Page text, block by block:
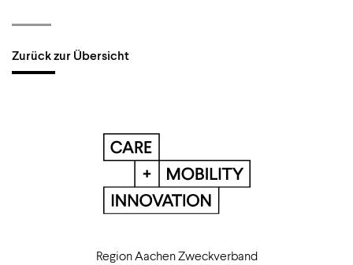
Zurück zur Übersicht
Region Aachen Zweckverband